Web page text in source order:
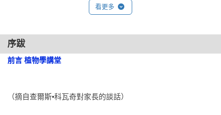
★姜佳妤（華德福教師、親職部落客）
★楊平世（國立台灣大學生物資源暨農學院名譽教授）
★鄭香辰（新竹縣華德福教育學會創會理事長）
——★★李慧芳（海聲華德福教育學會文化藝術總監、朝陽科
這些像柔軟墊子的苔蘚能讓地面保持潮濕，高大的樹木因而得
到所需要的水。因此，這些小苔蘚植物無私且慷慨地幫助了整
7 蕨類：有漂亮曲線的植物
看更多
序跋
前言 植物學講堂
（摘自查爾斯•科瓦奇對家長的談話）